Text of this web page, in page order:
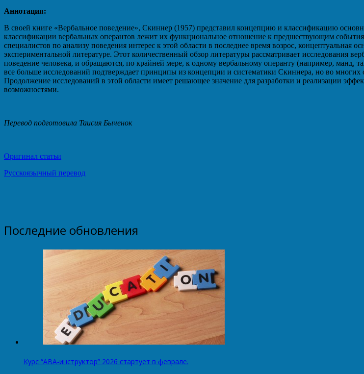
Аннотация:
В своей книге «Вербальное поведение», Скиннер (1957) представил концепцию и классификацию
классификации вербальных оперантов лежит их функциональное отношение к предшествующим
специалистов по анализу поведения интерес к этой области в последнее время возрос,
экспериментальной литературе. Этот количественный обзор литературы рассматривает исследования
поведение человека, и обращаются, по крайней мере, к одному вербальному операнту (например, манд,
все больше исследований подтверждает принципы из концепции и систематики Скиннера, но во многих
Продолжение исследований в этой области имеет решающее значение для разработки и реализации
возможностями.
Перевод подготовила Таисия Быченок
Оригинал статьи
Русскоязычный перевод
Последние обновления
Курс “АВА-инструктор” 2026 стартует в феврале.